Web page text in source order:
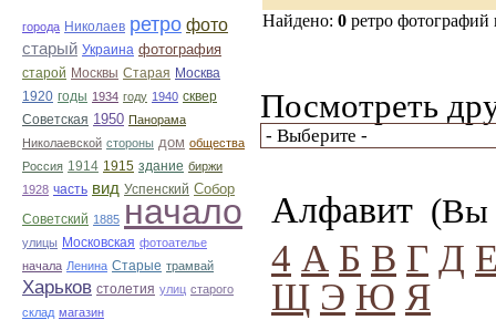
города Николаев ретро фото
старый Украина фотография
старой Москвы Старая Москва
1920 годы 1934 году 1940 сквер
Советская 1950 Панорама
Николаевской стороны дом общества
Россия 1914 1915 здание биржи
1928 часть вид Успенский Собор
Советский 1885 начало
улицы Московская фотоателье
начала Ленина Старые трамвай
Харьков столетия улиц старого
склад магазин
Найдено: 0 ретро
Посмотреть
Алфавит (Вы
4 А Б В Г Д
Щ Э Ю Я